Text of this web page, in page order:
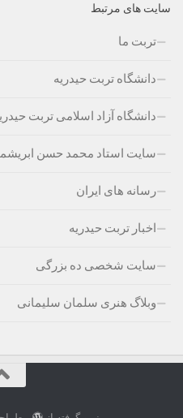
سایت های مرتبط
تربت ما
دانشگاه تربت حیدریه
دانشگاه آزاد اسلامی تربت
سایت استاد محمد حسن
رسانه های ایران
اخبار تربت حیدریه
سایت شخصی ده بزرگی
وبلاگ هنری سلمان سلیمانی